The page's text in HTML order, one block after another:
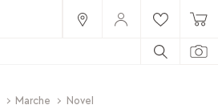
Marche Novel